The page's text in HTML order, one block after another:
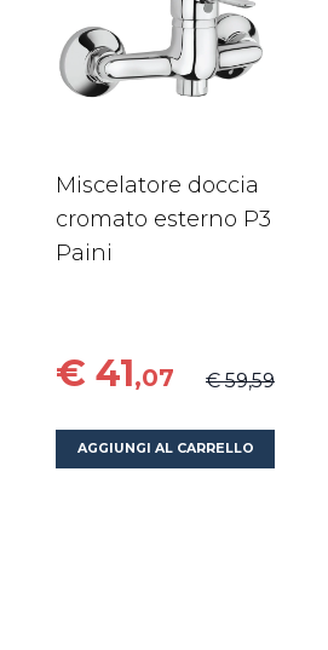
Miscelatore doccia
cromato esterno P3
Paini
€ 41,07 € 59,59
AGGIUNGI AL CARRELLO